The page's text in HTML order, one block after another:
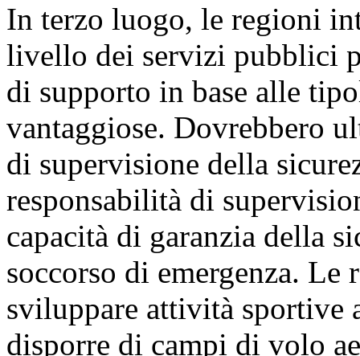
In terzo luogo, le regioni
livello dei servizi pubblici
di supporto in base alle
vantaggiose. Dovrebbero
di supervisione della
responsabilità di
capacità di garanzia della
soccorso di emergenza.
sviluppare attività sportive
disporre di campi di volo